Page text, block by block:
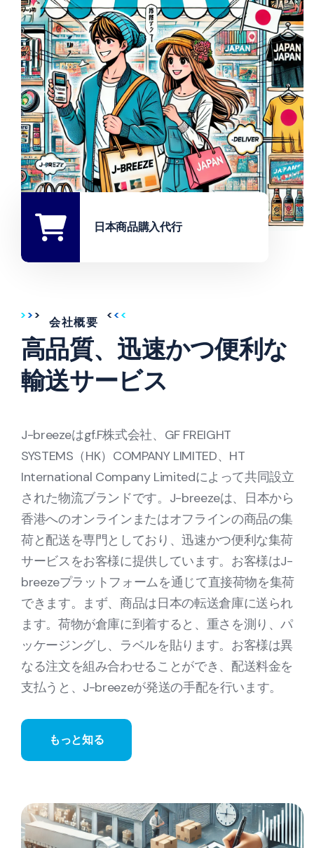
日本商品購入代行
会社概要
高品質、迅速かつ便利な
輸送サービス
J-breezeはgf.F株式会社、GF FREIGHT
SYSTEMS（HK）COMPANY LIMITED、HT
International Company Limitedによって共同設立
された物流ブランドです。J-breezeは、日本から
香港へのオンラインまたはオフラインの商品の集
荷と配送を専門としており、迅速かつ便利な集荷
サービスをお客様に提供しています。お客様はJ-
breezeプラットフォームを通じて直接荷物を集荷
できます。まず、商品は日本の転送倉庫に送られ
ます。荷物が倉庫に到着すると、重さを測り、パ
ッケージングし、ラベルを貼ります。お客様は異
なる注文を組み合わせることができ、配送料金を
支払うと、J-breezeが発送の手配を行います。
もっと知る